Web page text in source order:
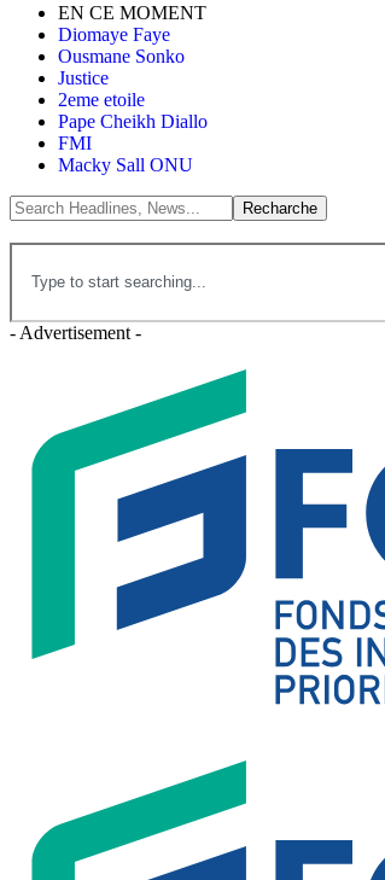
EN CE MOMENT
Diomaye Faye
Ousmane Sonko
Justice
2eme etoile
Pape Cheikh Diallo
FMI
Macky Sall ONU
- Advertisement -